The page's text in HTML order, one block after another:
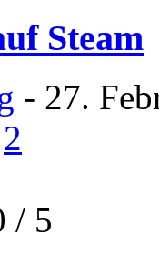
Steam
- 27.
2
/ 5